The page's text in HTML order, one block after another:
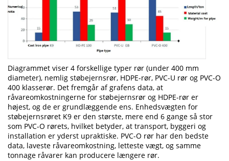
Diagrammet viser 4 forskellige typer rør (under 400 mm
diameter), nemlig støbejernsrør, HDPE-rør, PVC-U rør og PVC-O
400 klasserør. Det fremgår af grafens data, at
råvareomkostningerne for støbejernsrør og HDPE-rør er
højest, og de er grundlæggende ens. Enhedsvægten for
støbejernsrøret K9 er den største, mere end 6 gange så stor
som PVC-O rørets, hvilket betyder, at transport, byggeri og
installation er yderst upraktiske. PVC-O rør har den bedste
data, laveste råvareomkostning, letteste vægt, og samme
tonnage råvarer kan producere længere rør.